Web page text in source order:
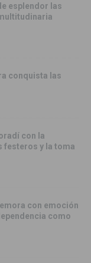
esplendor las
conquista las
con la
festeros y la toma
con emoción
como